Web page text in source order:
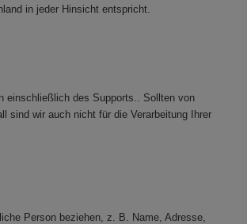
in jeder Hinsicht entspricht.
einschließlich des Supports.. Sollten von
sind wir auch nicht für die Verarbeitung Ihrer
Person beziehen, z. B. Name, Adresse,